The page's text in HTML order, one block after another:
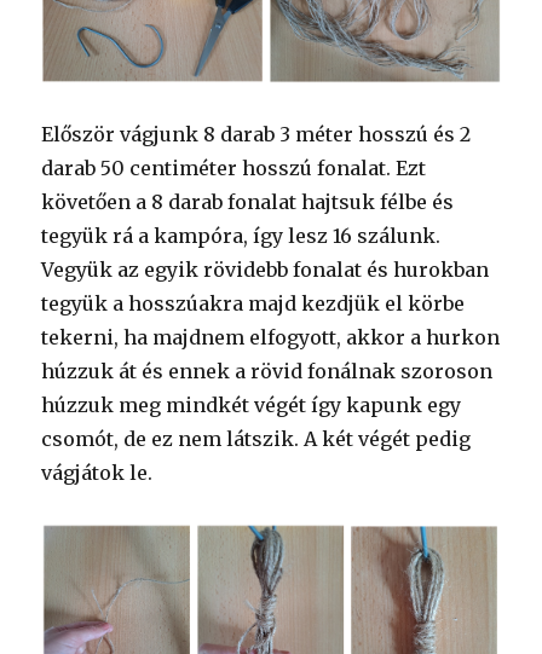
Először vágjunk 8 darab 3 méter hosszú és 2
darab 50 centiméter hosszú fonalat. Ezt
követően a 8 darab fonalat hajtsuk félbe és
tegyük rá a kampóra, így lesz 16 szálunk.
Vegyük az egyik rövidebb fonalat és hurokban
tegyük a hosszúakra majd kezdjük el körbe
tekerni, ha majdnem elfogyott, akkor a hurkon
húzzuk át és ennek a rövid fonálnak szoroson
húzzuk meg mindkét végét így kapunk egy
csomót, de ez nem látszik. A két végét pedig
vágjátok le.